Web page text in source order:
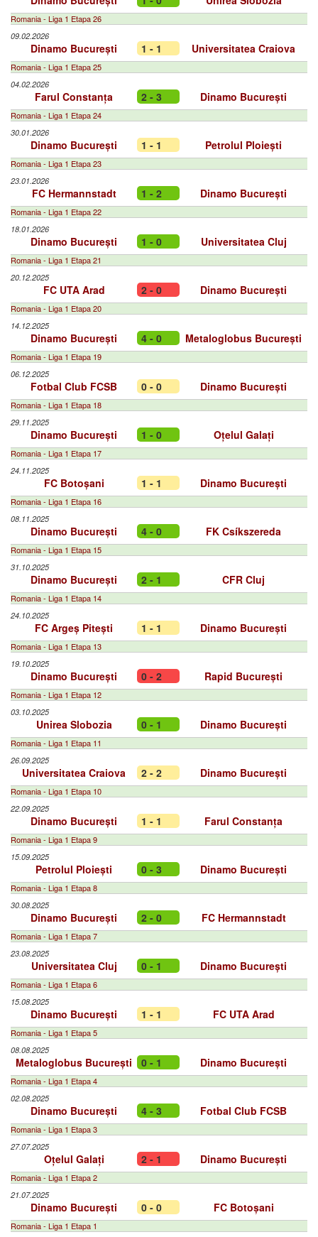
Romania - Liga 1 Etapa 26
09.02.2026
Dinamo București 1 - 1 Universitatea Craiova
Romania - Liga 1 Etapa 25
04.02.2026
Farul Constanța 2 - 3 Dinamo București
Romania - Liga 1 Etapa 24
30.01.2026
Dinamo București 1 - 1 Petrolul Ploiești
Romania - Liga 1 Etapa 23
23.01.2026
FC Hermannstadt 1 - 2 Dinamo București
Romania - Liga 1 Etapa 22
18.01.2026
Dinamo București 1 - 0 Universitatea Cluj
Romania - Liga 1 Etapa 21
20.12.2025
FC UTA Arad 2 - 0 Dinamo București
Romania - Liga 1 Etapa 20
14.12.2025
Dinamo București 4 - 0 Metaloglobus București
Romania - Liga 1 Etapa 19
06.12.2025
Fotbal Club FCSB 0 - 0 Dinamo București
Romania - Liga 1 Etapa 18
29.11.2025
Dinamo București 1 - 0 Oțelul Galați
Romania - Liga 1 Etapa 17
24.11.2025
FC Botoșani 1 - 1 Dinamo București
Romania - Liga 1 Etapa 16
08.11.2025
Dinamo București 4 - 0 FK Csíkszereda
Romania - Liga 1 Etapa 15
31.10.2025
Dinamo București 2 - 1 CFR Cluj
Romania - Liga 1 Etapa 14
24.10.2025
FC Argeș Pitești 1 - 1 Dinamo București
Romania - Liga 1 Etapa 13
19.10.2025
Dinamo București 0 - 2 Rapid București
Romania - Liga 1 Etapa 12
03.10.2025
Unirea Slobozia 0 - 1 Dinamo București
Romania - Liga 1 Etapa 11
26.09.2025
Universitatea Craiova 2 - 2 Dinamo București
Romania - Liga 1 Etapa 10
22.09.2025
Dinamo București 1 - 1 Farul Constanța
Romania - Liga 1 Etapa 9
15.09.2025
Petrolul Ploiești 0 - 3 Dinamo București
Romania - Liga 1 Etapa 8
30.08.2025
Dinamo București 2 - 0 FC Hermannstadt
Romania - Liga 1 Etapa 7
23.08.2025
Universitatea Cluj 0 - 1 Dinamo București
Romania - Liga 1 Etapa 6
15.08.2025
Dinamo București 1 - 1 FC UTA Arad
Romania - Liga 1 Etapa 5
08.08.2025
Metaloglobus București 0 - 1 Dinamo București
Romania - Liga 1 Etapa 4
02.08.2025
Dinamo București 4 - 3 Fotbal Club FCSB
Romania - Liga 1 Etapa 3
27.07.2025
Oțelul Galați 2 - 1 Dinamo București
Romania - Liga 1 Etapa 2
21.07.2025
Dinamo București 0 - 0 FC Botoșani
Romania - Liga 1 Etapa 1